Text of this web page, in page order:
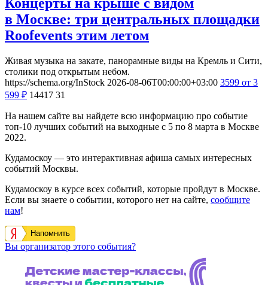
Концерты на крыше с видом
в Москве: три центральных площадки
Roofevents этим летом
Живая музыка на закате, панорамные виды на Кремль и Сити,
столики под открытым небом.
https://schema.org/InStock 2026-08-06T00:00:00+03:00 3599 от 3
599 ₽ 14417 31
На нашем сайте вы найдете всю информацию про событие
топ-10 лучших событий на выходные с 5 по 8 марта в Москве
2022.
Кудамоскоу — это интерактивная афиша самых интересных
событий Москвы.
Кудамоскоу в курсе всех событий, которые пройдут в Москве.
Если вы знаете о событии, которого нет на сайте, сообщите
нам!
Напомнить
Вы организатор этого события?